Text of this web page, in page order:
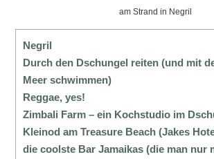
am Strand in Negril
Negril
Durch den Dschungel reiten (und mit
Meer schwimmen)
Reggae, yes!
Zimbali Farm – ein Kochstudio im
Kleinod am Treasure Beach (Jakes
die coolste Bar Jamaikas (die man nur